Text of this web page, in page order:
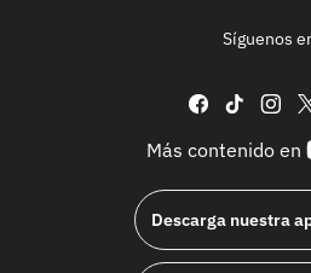
Síguenos
facebook
tiktok
Más contenido en
Descarga nuestra